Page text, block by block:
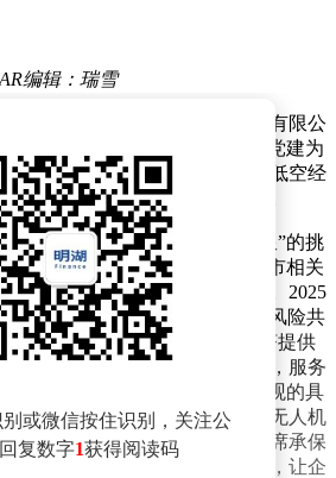
编辑：瑞雪
潮中，中国人民财产保险股份有限公
称“人保财险重庆分公司”）以党建为
领域，通过一系列创新举措为低空经
，成为行业发展的有力推动者。
保额高、单一机构承保能力有限”的挑
主动担当“探路先锋”。在重庆市相关
组建全国首个低空经济共保体。2025
合签署《共保体章程》，通过“风险共
整合国内保险资源，为低空经济提供
险重庆分公司相关负责人表示，服务
”，共保体模式是践行正确政绩观的具
了企业的认可，重庆一家从事无人机
，共保体成立后，人保作为首席承保
，保费成本下降，保障更全面，让企
或微信按住识别，关注公
复数字1获得阅读码